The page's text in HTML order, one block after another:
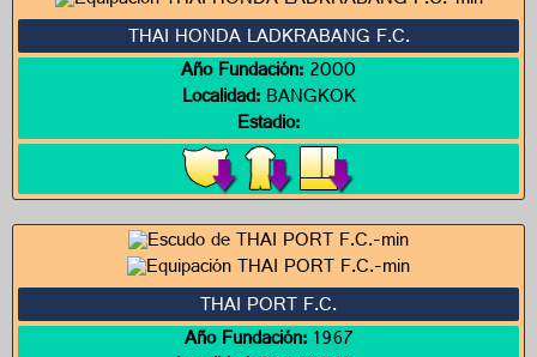
THAI HONDA LADKRABANG F.C.
Año Fundación:2000
Localidad:BANGKOK
Estadio:
THAI PORT F.C.
Año Fundación:1967